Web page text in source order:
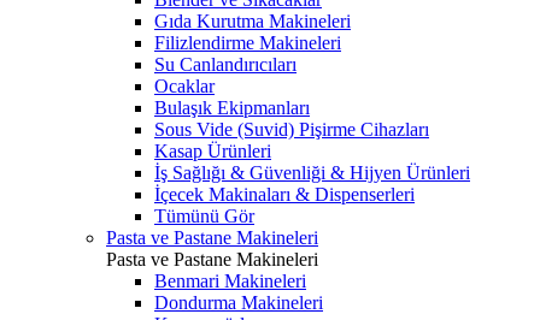
Gıda Kurutma Makineleri
Filizlendirme Makineleri
Su Canlandırıcıları
Ocaklar
Bulaşık Ekipmanları
Sous Vide (Suvid) Pişirme Cihazları
Kasap Ürünleri
İş Sağlığı & Güvenliği & Hijyen Ürünleri
İçecek Makinaları & Dispenserleri
Tümünü Gör
Pasta ve Pastane Makineleri
Pasta ve Pastane Makineleri
Benmari Makineleri
Dondurma Makineleri